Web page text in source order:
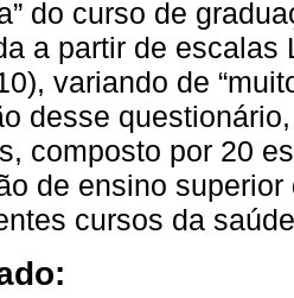
do curso de
a partir de escalas
variando de
desse
composto por 20
de ensino
cursos da